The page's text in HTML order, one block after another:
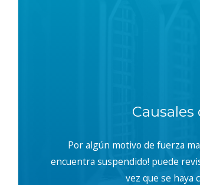
Por algún motivo de fuerza
encuentra suspendido! puede
vez que se haya